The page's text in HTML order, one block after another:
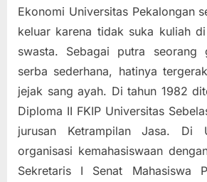
Ekonomi Universitas Pekalongan
keluar karena tidak suka kuliah
swasta. Sebagai putra seorang
serba sederhana, hatinya
jejak sang ayah. Di tahun 1982
Diploma II FKIP Universitas
jurusan Ketrampilan Jasa. Di
organisasi kemahasiswaan
Sekretaris I Senat Mahasiswa